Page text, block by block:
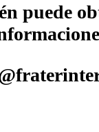
puede